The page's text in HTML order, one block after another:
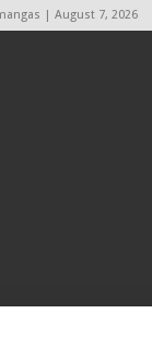
| August 7, 2026